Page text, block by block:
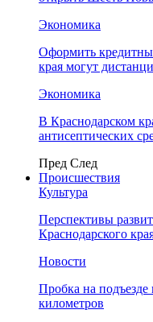
Экономика
Оформить
края могут
Экономика
В Краснодарском
антисептических
Пред След
Происшествия
Культура
Перспективы
Краснодарского
Новости
Пробка на
километров